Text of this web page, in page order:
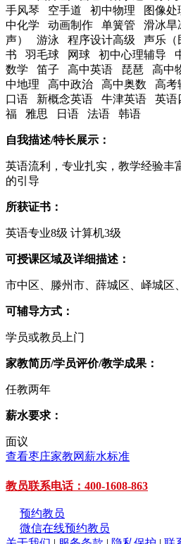
手风琴 空手道 初中物理 图像
中化学 动画制作 单簧管 滑冰
声） 游泳 程序设计高级 声乐
书 羽毛球 网球 初中心理辅导
数学 笛子 高中英语 琵琶 高中
中地理 高中政治 高中奥数 高
口语 新概念英语 牛津英语 英
福 雅思 日语 法语 韩语
自我描述/特长展示：
英语流利，专业扎实，教学经验丰
的引导
所获证书：
英语专业8级 计算机3级
可授课区域及详细描述：
市中区、滕州市、薛城区、峄城区
可辅导方式：
学员或教员上门
家教简历/学员评价/教学成果：
任教两年
薪水要求：
面议
查看枣庄家教网薪水标准
教员联系电话：400-1608-863
预约教员
微信在线预约教员